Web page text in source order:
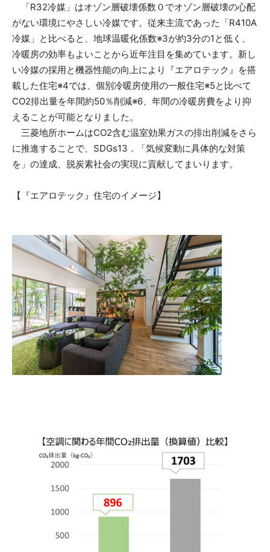
「R32冷媒」はオゾン層破壊係数０でオゾン層破壊の心配
がない環境にやさしい冷媒です。従来主流であった「R410A
冷媒」と比べると、地球温暖化係数※3が約3分の1と低く、
冷暖房の効率もよいことから近年注目を集めています。新し
い冷媒の採用と機器性能の向上により『エアロテック』を搭
載した住宅※4では、個別冷暖房使用の一般住宅※5と比べて
CO2排出量を年間約50％削減※6、年間の冷暖房費をより抑
えることが可能となりました。
三菱地所ホームはCO2含む温室効果ガスの排出削減をさら
に推進することで、SDGs13．「気候変動に具体的な対策
を」の達成、脱炭素社会の実現に貢献してまいります。
【『エアロテック』住宅のイメージ】